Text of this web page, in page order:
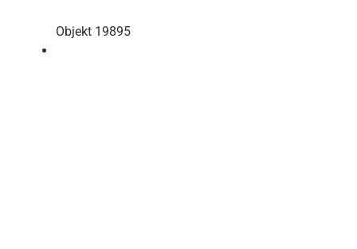
Objekt 19895